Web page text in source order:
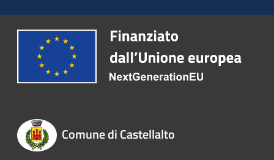
Comune di Castellalto